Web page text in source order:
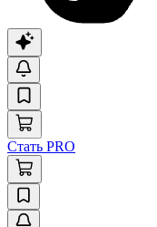
Стать PRO